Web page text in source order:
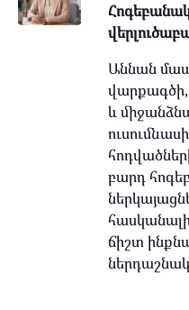
Աննան
վարքագծի,
և
բարդ
ճիշտ